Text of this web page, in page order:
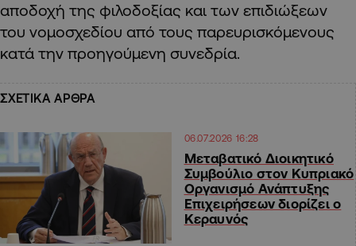
αποδοχή της φιλοδοξίας και των επιδιώξεων
του νομοσχεδίου από τους παρευρισκόμενους
κατά την προηγούμενη συνεδρία.
ΣΧΕΤΙΚΑ ΑΡΘΡΑ
06.07.2026 16:28
Μεταβατικό Διοικητικό
Συμβούλιο στον Κυπριακό
Οργανισμό Ανάπτυξης
Επιχειρήσεων διορίζει ο
Κεραυνός